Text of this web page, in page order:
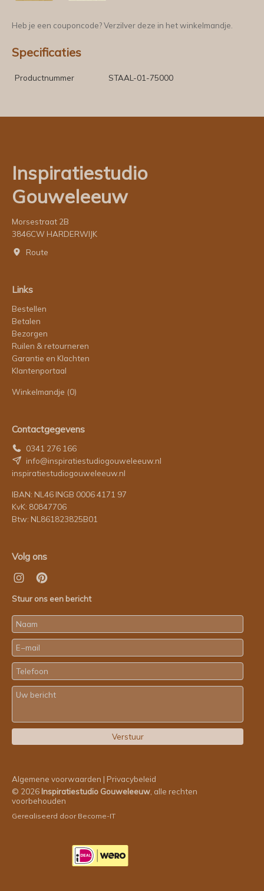
Heb je een couponcode? Verzilver deze in het winkelmandje.
Specificaties
Productnummer STAAL-01-75000
Inspiratiestudio
Gouweleeuw
Morsestraat 2B
3846CW HARDERWIJK
Route
Links
Bestellen
Betalen
Bezorgen
Ruilen & retourneren
Garantie en Klachten
Klantenportaal
Winkelmandje (0)
Contactgegevens
0341 276 166
info@inspiratiestudiogouweleeuw.nl
inspiratiestudiogouweleeuw.nl
IBAN: NL46 INGB 0006 4171 97
KvK: 80847706
Btw: NL861823825B01
Volg ons
Stuur ons een bericht
Algemene voorwaarden | Privacybeleid
© 2026 Inspiratiestudio Gouweleeuw , alle rechten
voorbehouden
Gerealiseerd door Become-IT